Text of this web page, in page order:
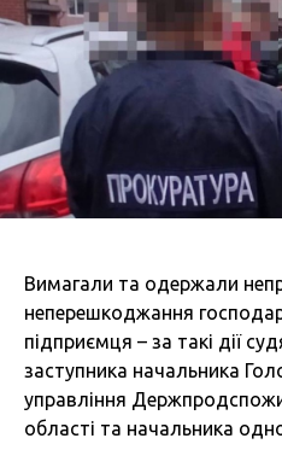
Вимагали та одержали
неперешкоджання
підприємця – за такі дії
заступника начальника
управління
області та начальника